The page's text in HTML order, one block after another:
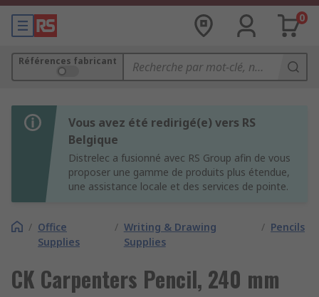
0
Références fabricant
Vous avez été redirigé(e) vers RS
Belgique
Distrelec a fusionné avec RS Group afin de vous
proposer une gamme de produits plus étendue,
une assistance locale et des services de pointe.
/ Office
Supplies
/ Writing & Drawing
Supplies
/ Pencils
CK Carpenters Pencil, 240 mm